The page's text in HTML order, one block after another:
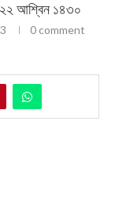
আশ্বিন ১৪৩০
0 comment